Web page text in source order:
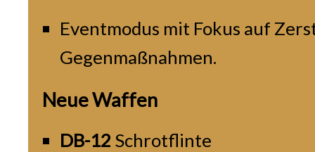
Eventmodus mit Fokus auf
Gegenmaßnahmen.
Neue Waffen
DB-12 Schrotflinte